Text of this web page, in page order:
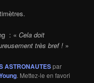
: «Cela doit
très bref ! »
ASTRONAUTESpar
. Mettez-le en favori